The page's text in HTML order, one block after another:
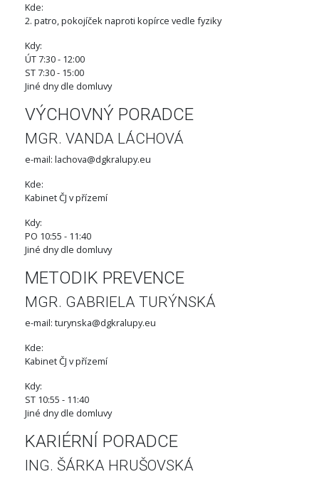
Kde:
2. patro, pokojíček naproti kopírce vedle fyziky
Kdy:
ÚT 7:30 - 12:00
ST 7:30 - 15:00
Jiné dny dle domluvy
VÝCHOVNÝ PORADCE
MGR. VANDA LÁCHOVÁ
e-mail: lachova@dgkralupy.eu
Kde:
Kabinet ČJ v přízemí
Kdy:
PO 10:55 - 11:40
Jiné dny dle domluvy
METODIK PREVENCE
MGR. GABRIELA TURÝNSKÁ
e-mail: turynska@dgkralupy.eu
Kde:
Kabinet ČJ v přízemí
Kdy:
ST 10:55 - 11:40
Jiné dny dle domluvy
KARIÉRNÍ PORADCE
ING. ŠÁRKA HRUŠOVSKÁ